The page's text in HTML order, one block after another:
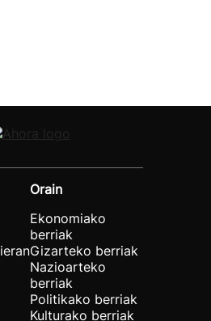
Orain
Ekonomiako
berriak
Gizarteko berriak
Nazioarteko
berriak
Politikako berriak
Kulturako berriak